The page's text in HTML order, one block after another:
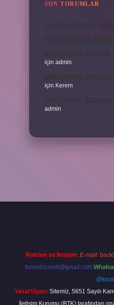
SON YORUMLAR
için admin
için Kerem
admin
Reklam ve İletişim: E-mail:
forumhizmeti@gmail.com
Yasal Uyarı: Sitemiz, 5651 Sayılı
İletişim Kurumu (BTK) tarafından